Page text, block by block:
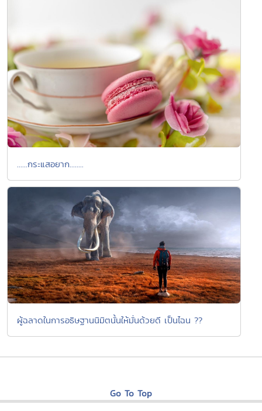
......กระแสอยาก........
ผู้ฉลาดในการอธิษฐานนิมิตนั้นให้มั่นด้วยดี เป็นไฉน ??
Go To Top